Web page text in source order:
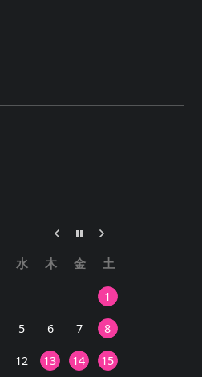
水 木 金 土
1
5 6 7
8
12 13 14
15